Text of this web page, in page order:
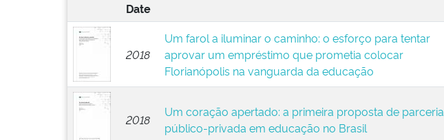
Date
2018
Um farol a iluminar o caminho: o esforço para tentar
aprovar um empréstimo que prometia colocar
Florianópolis na vanguarda da educação
2018
Um coração apertado: a primeira proposta de parceria
público-privada em educação no Brasil